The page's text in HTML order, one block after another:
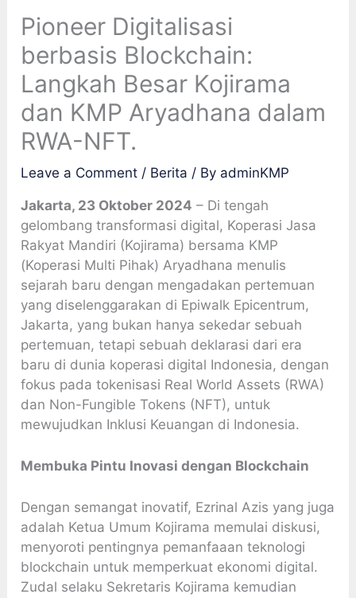
Pioneer Digitalisasi
berbasis Blockchain:
Langkah Besar Kojirama
dan KMP Aryadhana dalam
RWA-NFT.
Leave a Comment / Berita / By adminKMP
Jakarta, 23 Oktober 2024 – Di tengah
gelombang transformasi digital, Koperasi Jasa
Rakyat Mandiri (Kojirama) bersama KMP
(Koperasi Multi Pihak) Aryadhana menulis
sejarah baru dengan mengadakan pertemuan
yang diselenggarakan di Epiwalk Epicentrum,
Jakarta, yang bukan hanya sekedar sebuah
pertemuan, tetapi sebuah deklarasi dari era
baru di dunia koperasi digital Indonesia, dengan
fokus pada tokenisasi Real World Assets (RWA)
dan Non-Fungible Tokens (NFT), untuk
mewujudkan Inklusi Keuangan di Indonesia.
Membuka Pintu Inovasi dengan Blockchain
Dengan semangat inovatif, Ezrinal Azis yang juga
adalah Ketua Umum Kojirama memulai diskusi,
menyoroti pentingnya pemanfaaan teknologi
blockchain untuk memperkuat ekonomi digital.
Zudal selaku Sekretaris Kojirama kemudian